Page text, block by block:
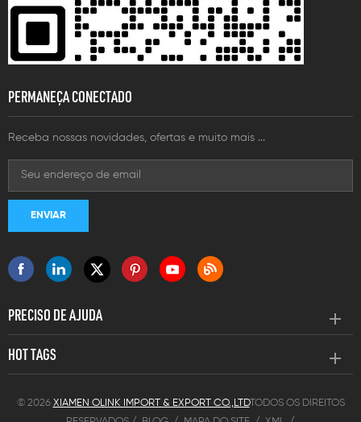
PERMANEÇA CONECTADO
Receba nossas novidades, ofertas e muito mais ...
PRECISO DE AJUDA
HOT TAGS
© 2026 XIAMEN OLINK IMPORT & EXPORT CO.,LTDTODOS OS DIREITOS